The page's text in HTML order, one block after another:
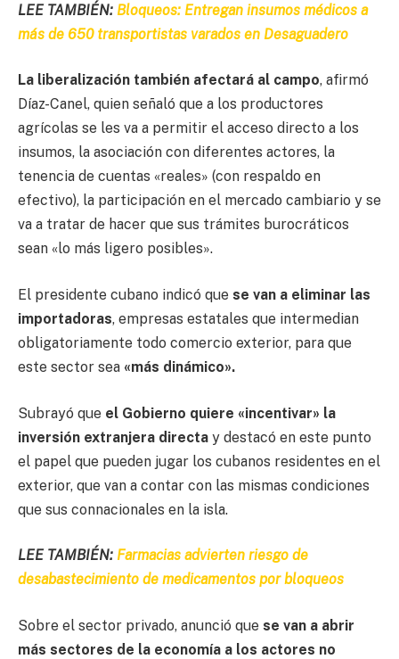
LEE TAMBIÉN: Bloqueos: Entregan insumos médicos a
más de 650 transportistas varados en Desaguadero
La liberalización también afectará al campo, afirmó
Díaz-Canel, quien señaló que a los productores
agrícolas se les va a permitir el acceso directo a los
insumos, la asociación con diferentes actores, la
tenencia de cuentas «reales» (con respaldo en
efectivo), la participación en el mercado cambiario y se
va a tratar de hacer que sus trámites burocráticos
sean «lo más ligero posibles».
El presidente cubano indicó que se van a eliminar las
importadoras, empresas estatales que intermedian
obligatoriamente todo comercio exterior, para que
este sector sea «más dinámico».
Subrayó que el Gobierno quiere «incentivar» la
inversión extranjera directa y destacó en este punto
el papel que pueden jugar los cubanos residentes en el
exterior, que van a contar con las mismas condiciones
que sus connacionales en la isla.
LEE TAMBIÉN: Farmacias advierten riesgo de
desabastecimiento de medicamentos por bloqueos
Sobre el sector privado, anunció que se van a abrir
más sectores de la economía a los actores no